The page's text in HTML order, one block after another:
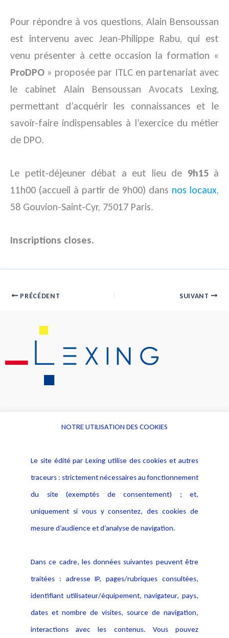
Pour répondre à vos questions, Alain Bensoussan
est intervenu avec Jean-Philippe Rabu, qui est
venu présenter à cette occasion la formation «
ProDPO » proposée par ITLC en partenariat avec
le cabinet Alain Bensoussan Avocats Lexing,
permettant d’acquérir les connaissances et le
savoir-faire indispensables à l’exercice du métier
de DPO.
Le petit-déjeuner débat a eut lieu de 9h15à
11h00 (accueil à partir de 9h00) dans nos locaux,
58 Gouvion-Saint-Cyr, 75017 Paris.
Inscriptions closes.
PRÉCÉDENT SUIVANT
Alerte professionnelle
Déclaration d'accessibilité
Notice Légale
Politique de protection des
données
Publications
NOTRE UTILISATION DES COOKIES
Le site édité par Lexing utilise des cookies et autres
traceurs : strictement nécessaires au fonctionnement
du site (exemptés de consentement) ; et,
uniquement si vous y consentez, des cookies de
mesure d’audience et d’analyse de navigation.
Dans ce cadre, les données suivantes peuvent être
traitées : adresse IP, pages/rubriques consultées,
identifiant utilisateur/équipement, navigateur, pays,
dates et nombre de visites, source de navigation,
interactions avec les contenus. Vous pouvez